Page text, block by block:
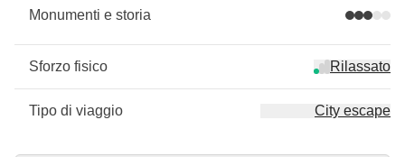
Monumenti e storia
Sforzo fisico Rilassato
Tipo di viaggio City escape